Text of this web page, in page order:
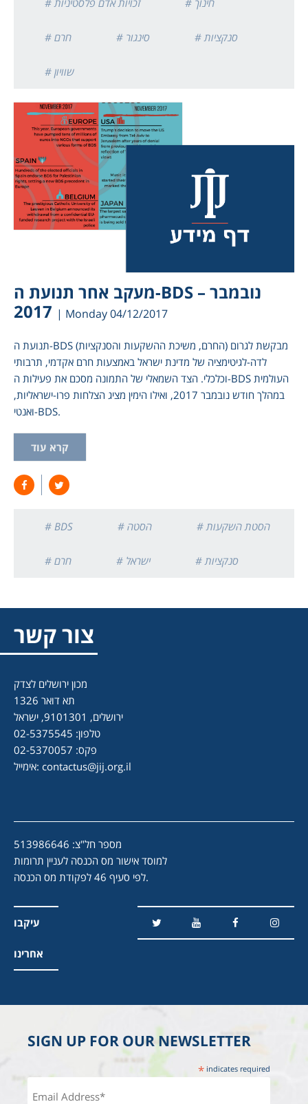
# זכויות אדם פלסטיניות # חינוך
# חרם # סינגור # סנקציות
# שוויון
מעקב אחר תנועת ה-BDS – נובמבר
2017 | Monday 04/12/2017
תנועת ה-BDS (החרם, משיכת ההשקעות והסנקציות) מבקשת לגרום
לדה-לגיטימציה של מדינת ישראל באמצעות חרם אקדמי, תרבותי
וכלכלי. הצד השמאלי של התמונה מסכם את פעילות ה-BDS העולמית
במהלך חודש נובמבר 2017, ואילו הימין מציג הצלחות פרו-ישראליות,
ואנטי-BDS.
קרא עוד
# BDS # הסטה # הסטת השקעות
# חרם # ישראל # סנקציות
צור קשר
מכון ירושלים לצדק
תא דואר 1326
ירושלים, 9101301, ישראל
טלפון: 02-5375545
פקס: 02-5370057
אימייל: contactus@jij.org.il
מספר חל"צ: 513986646
למוסד אישור מס הכנסה לעניין תרומות
לפי סעיף 46 לפקודת מס הכנסה.
עיקבו
אחרינו
SIGN UP FOR OUR NEWSLETTER
* indicates required